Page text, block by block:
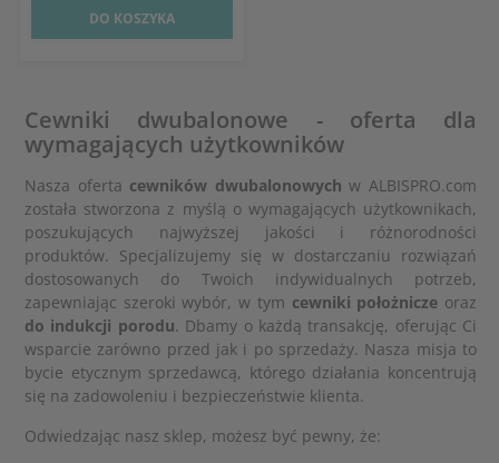
Cewniki dwubalonowe - oferta dla
wymagających użytkowników
Nasza oferta cewników dwubalonowych w ALBISPRO.com
została stworzona z myślą o wymagających użytkownikach,
poszukujących najwyższej jakości i różnorodności
produktów. Specjalizujemy się w dostarczaniu rozwiązań
dostosowanych do Twoich indywidualnych potrzeb,
zapewniając szeroki wybór, w tym cewniki położnicze oraz
do indukcji porodu. Dbamy o każdą transakcję, oferując Ci
wsparcie zarówno przed jak i po sprzedaży. Nasza misja to
bycie etycznym sprzedawcą, którego działania koncentrują
się na zadowoleniu i bezpieczeństwie klienta.
Odwiedzając nasz sklep, możesz być pewny, że:
DO KOSZYKA